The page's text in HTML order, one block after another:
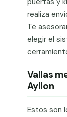
realiza
Te
elegir el
Vallas
Ayllon
Estos son